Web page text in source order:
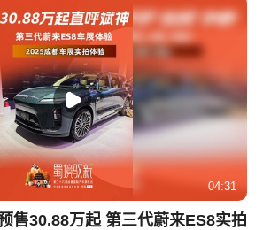
04:31
售30.88万起 第三代蔚来ES8实拍